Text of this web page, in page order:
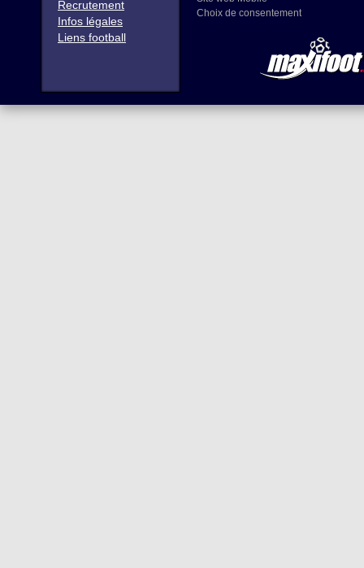
Recrutement
Infos légales
Liens football
Choix de consentement